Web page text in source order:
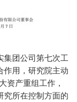
集团公司第七次工
作用，研究院主动
资产重组工作，
究所在控制方面的